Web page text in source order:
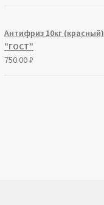
Антифриз 10кг (красный)
"ГОСТ"
750.00₽